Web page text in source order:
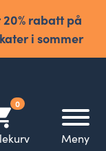
rabatt på
i sommer
0
Meny